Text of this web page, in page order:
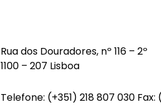
Rua dos Douradores, nº 116 – 2º
1100 – 207 Lisboa
Telefone: (+351) 218 807 030 Fax: